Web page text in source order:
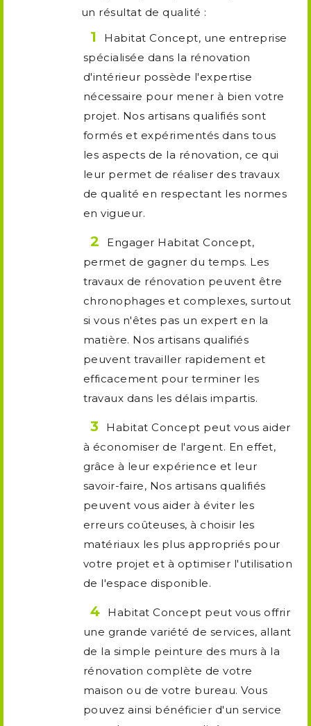
un résultat de qualité :
Habitat Concept, une entreprise
spécialisée dans la rénovation
d'intérieur possède l'expertise
nécessaire pour mener à bien votre
projet. Nos artisans qualifiés sont
formés et expérimentés dans tous
les aspects de la rénovation, ce qui
leur permet de réaliser des travaux
de qualité en respectant les normes
en vigueur.
Engager Habitat Concept,
permet de gagner du temps. Les
travaux de rénovation peuvent être
chronophages et complexes, surtout
si vous n'êtes pas un expert en la
matière. Nos artisans qualifiés
peuvent travailler rapidement et
efficacement pour terminer les
travaux dans les délais impartis.
Habitat Concept peut vous aider
à économiser de l'argent. En effet,
grâce à leur expérience et leur
savoir-faire, Nos artisans qualifiés
peuvent vous aider à éviter les
erreurs coûteuses, à choisir les
matériaux les plus appropriés pour
votre projet et à optimiser l'utilisation
de l'espace disponible.
Habitat Concept peut vous offrir
une grande variété de services, allant
de la simple peinture des murs à la
rénovation complète de votre
maison ou de votre bureau. Vous
pouvez ainsi bénéficier d'un service